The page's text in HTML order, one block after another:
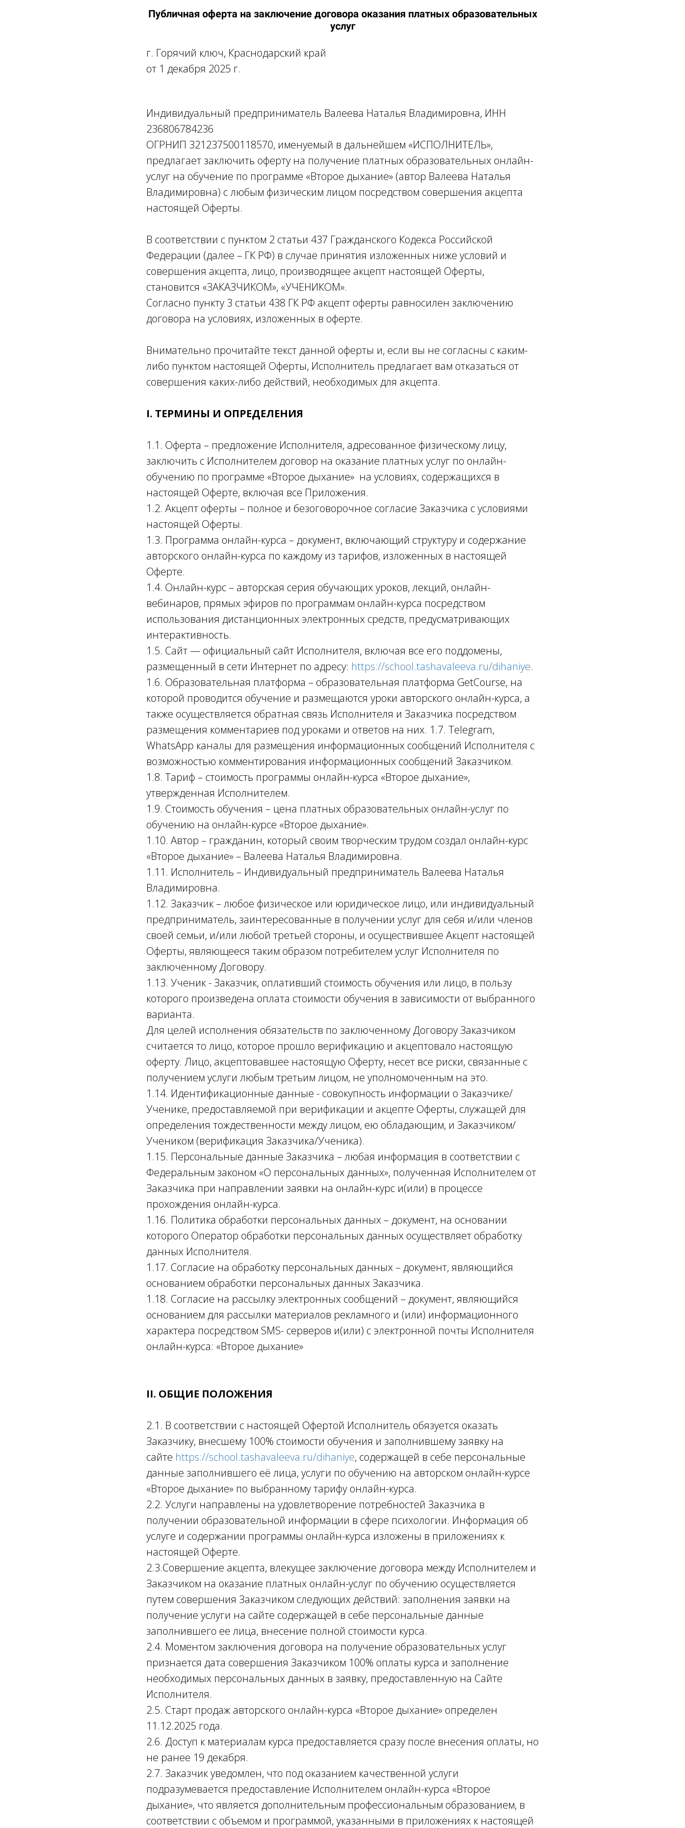
Публичная оферта на заключение договора оказания платных образовательных
услуг
г. Горячий ключ, Краснодарский край
от 1 декабря 2025 г.
Индивидуальный предприниматель Валеева Наталья Владимировна, ИНН
236806784236
ОГРНИП 321237500118570, именуемый в дальнейшем «ИСПОЛНИТЕЛЬ»,
предлагает заключить оферту на получение платных образовательных онлайн-
услуг на обучение по программе «Второе дыхание» (автор Валеева Наталья
Владимировна) с любым физическим лицом посредством совершения акцепта
настоящей Оферты.
В соответствии с пунктом 2 статьи 437 Гражданского Кодекса Российской
Федерации (далее – ГК РФ) в случае принятия изложенных ниже условий и
совершения акцепта, лицо, производящее акцепт настоящей Оферты,
становится «ЗАКАЗЧИКОМ», «УЧЕНИКОМ».
Согласно пункту 3 статьи 438 ГК РФ акцепт оферты равносилен заключению
договора на условиях, изложенных в оферте.
Внимательно прочитайте текст данной оферты и, если вы не согласны с каким-
либо пунктом настоящей Оферты, Исполнитель предлагает вам отказаться от
совершения каких-либо действий, необходимых для акцепта.
I. ТЕРМИНЫ И ОПРЕДЕЛЕНИЯ
1.1. Оферта – предложение Исполнителя, адресованное физическому лицу,
заключить с Исполнителем договор на оказание платных услуг по онлайн-
обучению по программе «Второе дыхание» на условиях, содержащихся в
настоящей Оферте, включая все Приложения.
1.2. Акцепт оферты – полное и безоговорочное согласие Заказчика с условиями
настоящей Оферты.
1.3. Программа онлайн-курса – документ, включающий структуру и содержание
авторского онлайн-курса по каждому из тарифов, изложенных в настоящей
Оферте.
1.4. Онлайн-курс – авторская серия обучающих уроков, лекций, онлайн-
вебинаров, прямых эфиров по программам онлайн-курса посредством
использования дистанционных электронных средств, предусматривающих
интерактивность.
1.5. Сайт — официальный сайт Исполнителя, включая все его поддомены,
размещенный в сети Интернет по адресу: https://school.tashavaleeva.ru/dihaniye.
1.6. Образовательная платформа – образовательная платформа GetCourse, на
которой проводится обучение и размещаются уроки авторского онлайн-курса, а
также осуществляется обратная связь Исполнителя и Заказчика посредством
размещения комментариев под уроками и ответов на них. 1.7. Telegram,
WhatsApp каналы для размещения информационных сообщений Исполнителя с
возможностью комментирования информационных сообщений Заказчиком.
1.8. Тариф – стоимость программы онлайн-курса «Второе дыхание»,
утвержденная Исполнителем.
1.9. Стоимость обучения – цена платных образовательных онлайн-услуг по
обучению на онлайн-курсе «Второе дыхание».
1.10. Автор – гражданин, который своим творческим трудом создал онлайн-курс
«Второе дыхание» – Валеева Наталья Владимировна.
1.11. Исполнитель – Индивидуальный предприниматель Валеева Наталья
Владимировна.
1.12. Заказчик – любое физическое или юридическое лицо, или индивидуальный
предприниматель, заинтересованные в получении услуг для себя и/или членов
своей семьи, и/или любой третьей стороны, и осуществившее Акцепт настоящей
Оферты, являющееся таким образом потребителем услуг Исполнителя по
заключенному Договору.
1.13. Ученик - Заказчик, оплативший стоимость обучения или лицо, в пользу
которого произведена оплата стоимости обучения в зависимости от выбранного
варианта.
Для целей исполнения обязательств по заключенному Договору Заказчиком
считается то лицо, которое прошло верификацию и акцептовало настоящую
оферту. Лицо, акцептовавшее настоящую Оферту, несет все риски, связанные с
получением услуги любым третьим лицом, не уполномоченным на это.
1.14. Идентификационные данные - совокупность информации о Заказчике/
Ученике, предоставляемой при верификации и акцепте Оферты, служащей для
определения тождественности между лицом, ею обладающим, и Заказчиком/
Учеником (верификация Заказчика/Ученика).
1.15. Персональные данные Заказчика – любая информация в соответствии с
Федеральным законом «О персональных данных», полученная Исполнителем от
Заказчика при направлении заявки на онлайн-курс и(или) в процессе
прохождения онлайн-курса.
1.16. Политика обработки персональных данных – документ, на основании
которого Оператор обработки персональных данных осуществляет обработку
данных Исполнителя.
1.17. Согласие на обработку персональных данных – документ, являющийся
основанием обработки персональных данных Заказчика.
1.18. Согласие на рассылку электронных сообщений – документ, являющийся
основанием для рассылки материалов рекламного и (или) информационного
характера посредством SMS- серверов и(или) с электронной почты Исполнителя
онлайн-курса: «Второе дыхание»
II. ОБЩИЕ ПОЛОЖЕНИЯ
2.1. В соответствии с настоящей Офертой Исполнитель обязуется оказать
Заказчику, внесшему 100% стоимости обучения и заполнившему заявку на
сайте https://school.tashavaleeva.ru/dihaniye, содержащей в себе персональные
данные заполнившего её лица, услуги по обучению на авторском онлайн-курсе
«Второе дыхание» по выбранному тарифу онлайн-курса.
2.2. Услуги направлены на удовлетворение потребностей Заказчика в
получении образовательной информации в сфере психологии. Информация об
услуге и содержании программы онлайн-курса изложены в приложениях к
настоящей Оферте.
2.3.Совершение акцепта, влекущее заключение договора между Исполнителем и
Заказчиком на оказание платных онлайн-услуг по обучению осуществляется
путем совершения Заказчиком следующих действий: заполнения заявки на
получение услуги на сайте содержащей в себе персональные данные
заполнившего ее лица, внесение полной стоимости курса.
2.4. Моментом заключения договора на получение образовательных услуг
признается дата совершения Заказчиком 100% оплаты курса и заполнение
необходимых персональных данных в заявку, предоставленную на Сайте
Исполнителя.
2.5. Старт продаж авторского онлайн-курса «Второе дыхание» определен
11.12.2025 года.
2.6. Доступ к материалам курса предоставляется сразу после внесения оплаты, но
не ранее 19 декабря.
2.7. Заказчик уведомлен, что под оказанием качественной услуги
подразумевается предоставление Исполнителем онлайн-курса «Второе
дыхание», что является дополнительным профессиональным образованием, в
соответствии с объемом и программой, указанными в приложениях к настоящей